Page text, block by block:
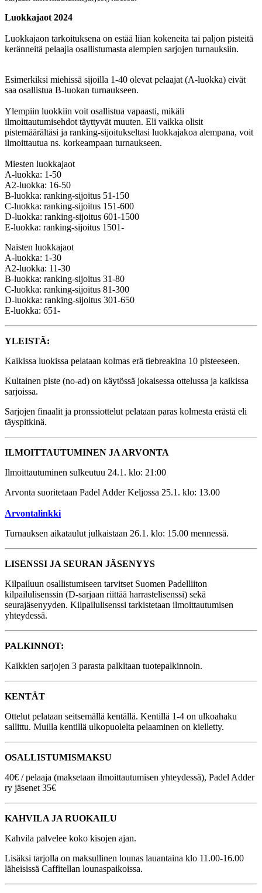
Luokkajaot 2024
Luokkajaon tarkoituksena on estää liian kokeneita tai paljon pisteitä
keränneitä pelaajia osallistumasta alempien sarjojen turnauksiin.
Esimerkiksi miehissä sijoilla 1-40 olevat pelaajat (A-luokka) eivät
saa osallistua B-luokan turnaukseen.
Ylempiin luokkiin voit osallistua vapaasti, mikäli
ilmoittautumisehdot täyttyvät muuten. Eli vaikka olisit
pistemäärältäsi ja ranking-sijoitukseltasi luokkajakoa alempana, voit
ilmoittautua ns. korkeampaan turnaukseen.
Miesten luokkajaot
A-luokka: 1-50
A2-luokka: 16-50
B-luokka: ranking-sijoitus 51-150
C-luokka: ranking-sijoitus 151-600
D-luokka: ranking-sijoitus 601-1500
E-luokka: ranking-sijoitus 1501-
Naisten luokkajaot
A-luokka: 1-30
A2-luokka: 11-30
B-luokka: ranking-sijoitus 31-80
C-luokka: ranking-sijoitus 81-300
D-luokka: ranking-sijoitus 301-650
E-luokka: 651-
YLEISTÄ:
Kaikissa luokissa pelataan kolmas erä tiebreakina 10 pisteeseen.
Kultainen piste (no-ad) on käytössä jokaisessa ottelussa ja kaikissa
sarjoissa.
Sarjojen finaalit ja pronssiottelut pelataan paras kolmesta erästä eli
täyspitkinä.
ILMOITTAUTUMINEN JA ARVONTA
Ilmoittautuminen sulkeutuu 24.1. klo: 21:00
Arvonta suoritetaan Padel Adder Keljossa 25.1. klo: 13.00
Arvontalinkki
Turnauksen aikataulut julkaistaan 26.1. klo: 15.00 mennessä.
LISENSSI JA SEURAN JÄSENYYS
Kilpailuun osallistumiseen tarvitset Suomen Padelliiton
kilpailulisenssin (D-sarjaan riittää harrastelisenssi) sekä
seurajäsenyyden. Kilpailulisenssi tarkistetaan ilmoittautumisen
yhteydessä.
PALKINNOT:
Kaikkien sarjojen 3 parasta palkitaan tuotepalkinnoin.
KENTÄT
Ottelut pelataan seitsemällä kentällä. Kentillä 1-4 on ulkoahaku
sallittu. Muilla kentillä ulkopuolelta pelaaminen on kielletty.
OSALLISTUMISMAKSU
40€ / pelaaja (maksetaan ilmoittautumisen yhteydessä), Padel Adder
ry jäsenet 35€
KAHVILA JA RUOKAILU
Kahvila palvelee koko kisojen ajan.
Lisäksi tarjolla on maksullinen lounas lauantaina klo 11.00-16.00
läheisissä Caffitellan lounaspaikoissa.